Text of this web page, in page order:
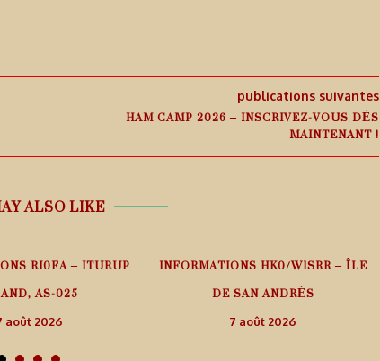
publications suivantes
HAM CAMP 2026 – INSCRIVEZ-VOUS DÈS
MAINTENANT !
ALSO LIKE
RI0FA – ITURUP
AS-025
août 2026
INFORMATIONS HK0/W1SRR – ÎLE
DE SAN ANDRÉS
7 août 2026